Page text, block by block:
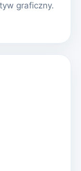
graficzny.